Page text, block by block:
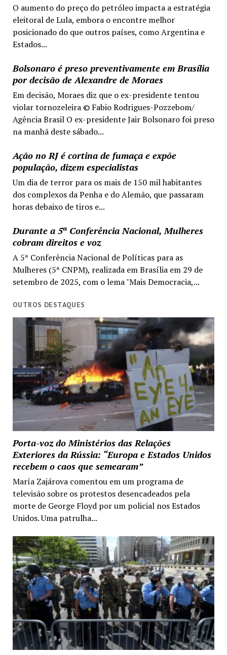
O aumento do preço do petróleo impacta a estratégia
eleitoral de Lula, embora o encontre melhor
posicionado do que outros países, como Argentina e
Estados...
Bolsonaro é preso preventivamente em Brasília
por decisão de Alexandre de Moraes
Em decisão, Moraes diz que o ex-presidente tentou
violar tornozeleira © Fabio Rodrigues-Pozzebom/
Agência Brasil O ex-presidente Jair Bolsonaro foi preso
na manhã deste sábado...
Ação no RJ é cortina de fumaça e expõe
população, dizem especialistas
Um dia de terror para os mais de 150 mil habitantes
dos complexos da Penha e do Alemão, que passaram
horas debaixo de tiros e...
Durante a 5ª Conferência Nacional, Mulheres
cobram direitos e voz
A 5ª Conferência Nacional de Políticas para as
Mulheres (5ª CNPM), realizada em Brasília em 29 de
setembro de 2025, com o lema "Mais Democracia,...
OUTROS DESTAQUES
Porta-voz do Ministérios das Relações
Exteriores da Rússia: “Europa e Estados Unidos
recebem o caos que semearam”
María Zajárova comentou em um programa de
televisão sobre os protestos desencadeados pela
morte de George Floyd por um policial nos Estados
Unidos. Uma patrulha...